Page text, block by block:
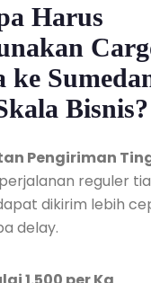
Harus
ke
Bisnis?
Pengiriman
reguler
dikirim lebih
delay.